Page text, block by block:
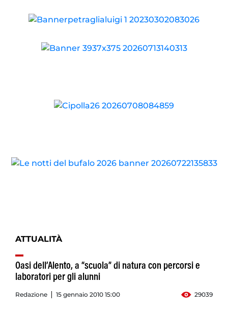
ATTUALITÀ
Oasi dell’Alento, a “scuola” di natura con percorsi e
laboratori per gli alunni
Redazione 15 gennaio 2010 15:00 29039